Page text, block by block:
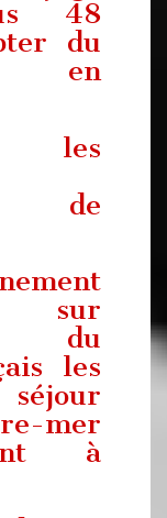
48
du
en
les
de
sur
du
les
mer
à